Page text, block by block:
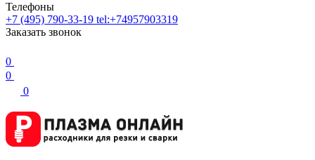
Телефоны
+7 (495) 790-33-19 tel:+74957903319
Заказать звонок
0
0
0